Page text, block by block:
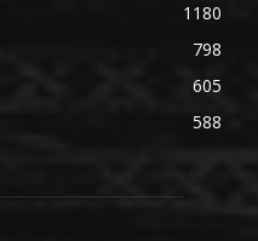
1180
798
605
588